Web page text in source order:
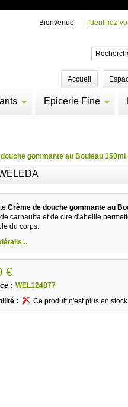
Bienvenue Identifiez-
Accueil
Epicerie Fine
gommante au Bouleau 150ml
Crème de douche gommante au
carnauba et de cire d'abeille
du corps.
€
: WEL124877
:
Ce produit n'est plus en stock